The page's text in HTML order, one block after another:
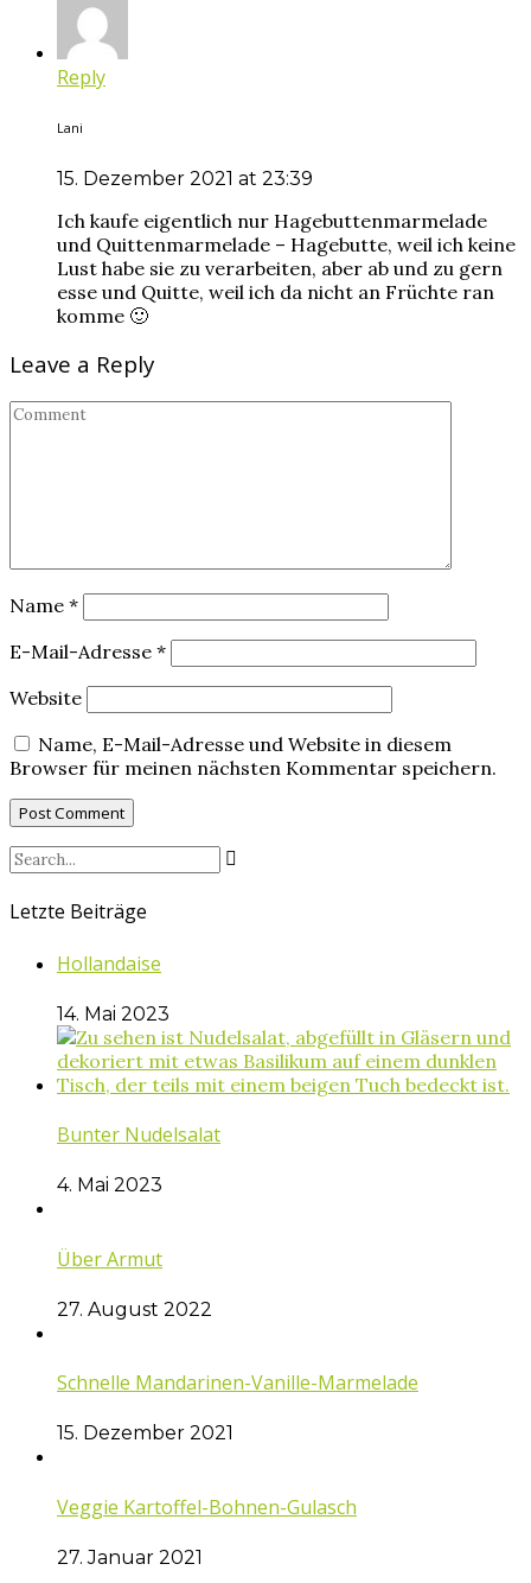
Reply
Lani
15. Dezember 2021 at 23:39
Ich kaufe eigentlich nur Hagebuttenmarmelade
und Quittenmarmelade – Hagebutte, weil ich keine
Lust habe sie zu verarbeiten, aber ab und zu gern
esse und Quitte, weil ich da nicht an Früchte ran
komme 🙂
Leave a Reply
Name *
E-Mail-Adresse *
Website
Name, E-Mail-Adresse und Website in diesem
Browser für meinen nächsten Kommentar speichern.
Letzte Beiträge
Hollandaise
14. Mai 2023
Bunter Nudelsalat
4. Mai 2023
Über Armut
27. August 2022
Schnelle Mandarinen-Vanille-Marmelade
15. Dezember 2021
Veggie Kartoffel-Bohnen-Gulasch
27. Januar 2021